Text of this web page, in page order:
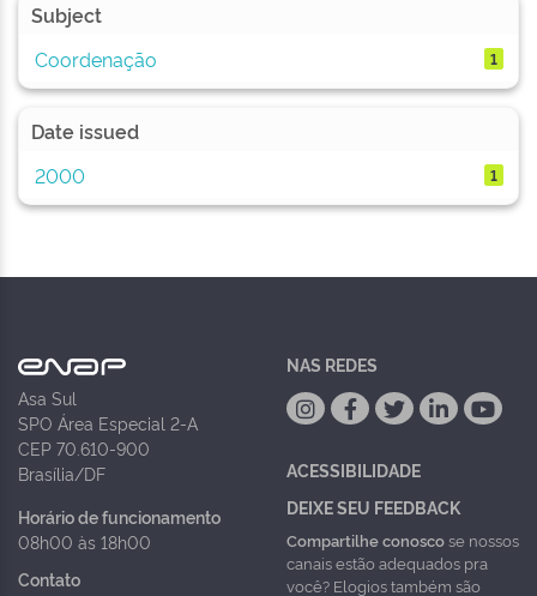
Subject
Coordenação
1
Date issued
2000
1
Asa Sul
SPO Área Especial 2-A
CEP 70.610-900
Brasília/DF
Horário de funcionamento
08h00 às 18h00
Contato
NAS REDES
ACESSIBILIDADE
DEIXE SEU FEEDBACK
Compartilhe conoscose nossos
canais estão adequados pra
você? Elogios também são